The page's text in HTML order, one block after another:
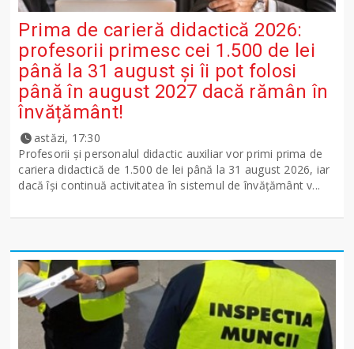
Prima de carieră didactică 2026:
profesorii primesc cei 1.500 de lei
până la 31 august și îi pot folosi
până în august 2027 dacă rămân în
învățământ!
astăzi, 17:30
Profesorii și personalul didactic auxiliar vor primi prima de
cariera didactică de 1.500 de lei până la 31 august 2026, iar
dacă își continuă activitatea în sistemul de învățământ v...